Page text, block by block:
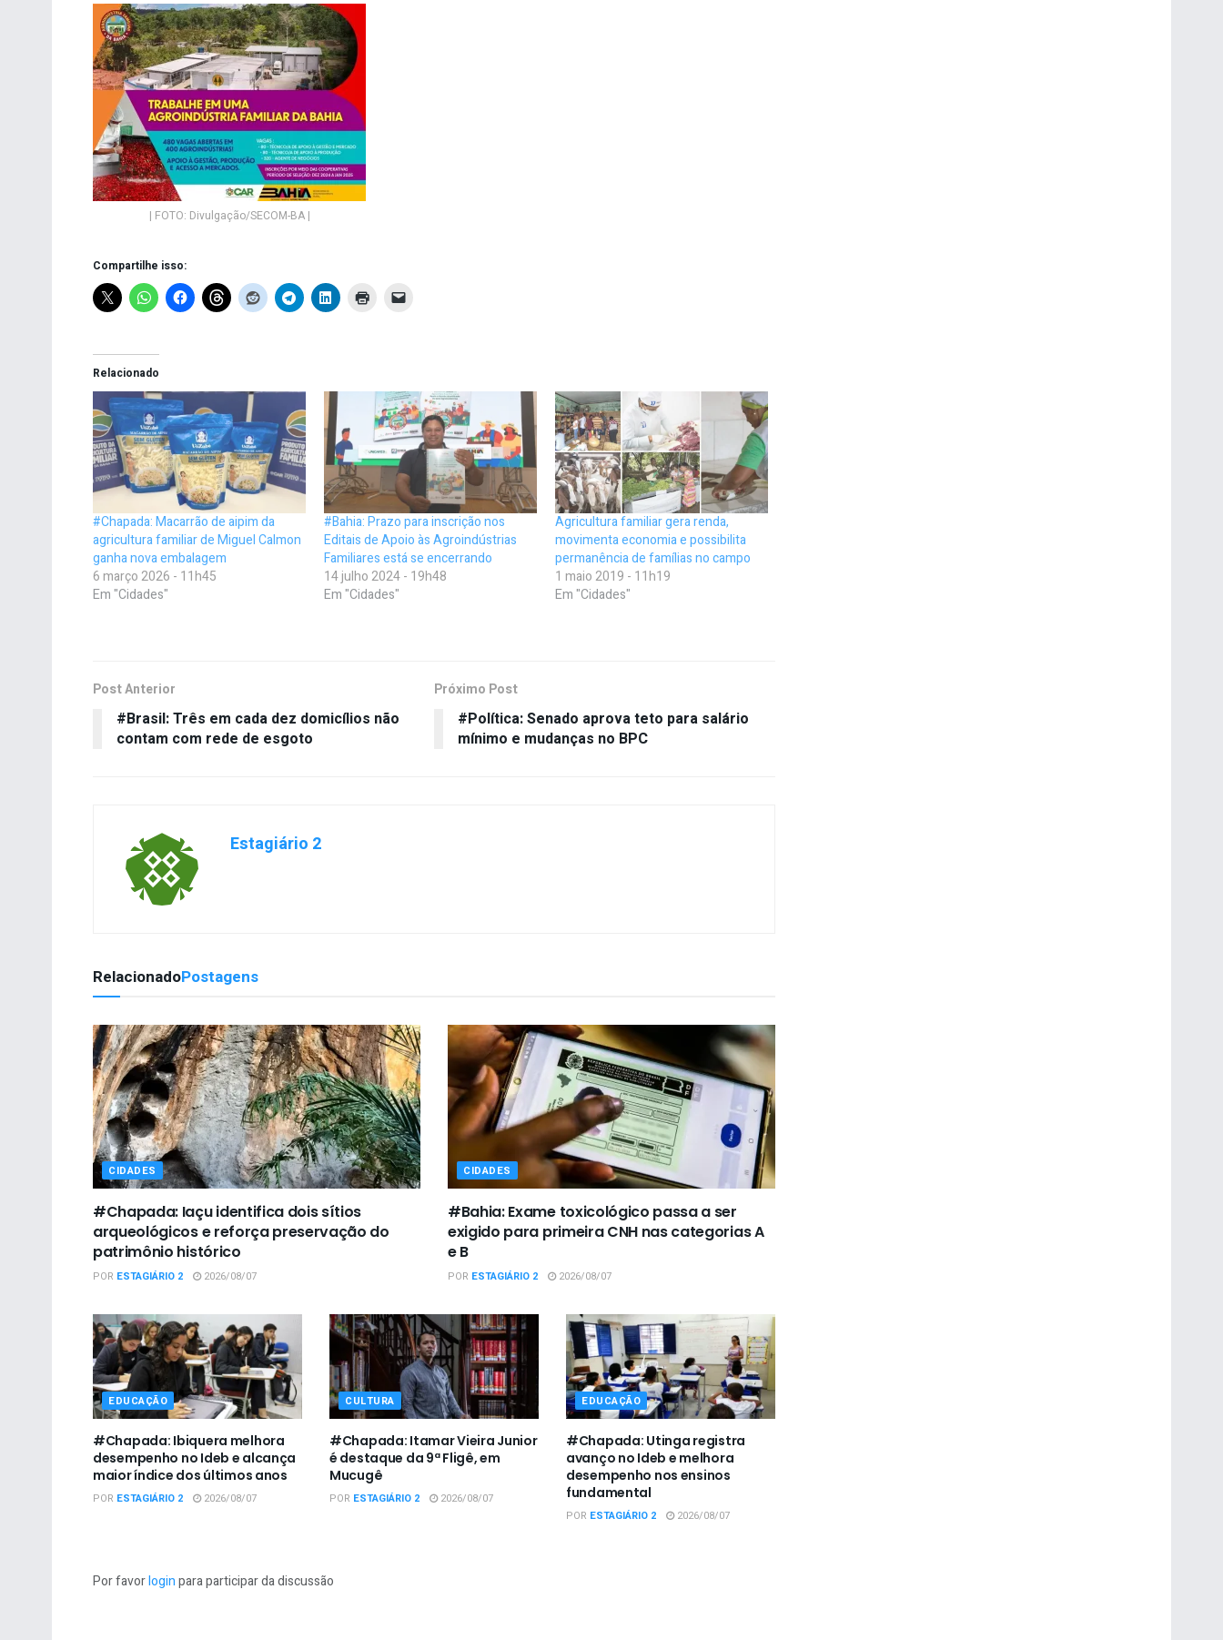
| FOTO: Divulgação/SECOM-BA |
Compartilhe isso:
Relacionado
#Chapada: Macarrão de aipim da
agricultura familiar de Miguel Calmon
ganha nova embalagem
6 março 2026 - 11h45
Em "Cidades"
#Bahia: Prazo para inscrição nos
Editais de Apoio às Agroindústrias
Familiares está se encerrando
14 julho 2024 - 19h48
Em "Cidades"
Agricultura familiar gera renda,
movimenta economia e possibilita
permanência de famílias no campo
1 maio 2019 - 11h19
Em "Cidades"
Post Anterior
#Brasil: Três em cada dez domicílios não
contam com rede de esgoto
Próximo Post
#Política: Senado aprova teto para salário
mínimo e mudanças no BPC
Estagiário 2
RelacionadoPostagens
CIDADES
#Chapada: Iaçu identifica dois sítios
arqueológicos e reforça preservação do
patrimônio histórico
POR ESTAGIÁRIO 2 2026/08/07
CIDADES
#Bahia: Exame toxicológico passa a ser
exigido para primeira CNH nas categorias A
e B
POR ESTAGIÁRIO 2 2026/08/07
EDUCAÇÃO
#Chapada: Ibiquera melhora
desempenho no Ideb e alcança
maior índice dos últimos anos
POR ESTAGIÁRIO 2 2026/08/07
CULTURA
#Chapada: Itamar Vieira Junior
é destaque da 9ª Fligê, em
Mucugê
POR ESTAGIÁRIO 2 2026/08/07
EDUCAÇÃO
#Chapada: Utinga registra
avanço no Ideb e melhora
desempenho nos ensinos
fundamental
POR ESTAGIÁRIO 2 2026/08/07
Por favorloginpara participar da discussão